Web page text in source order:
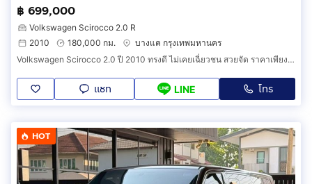
฿ 699,000
Volkswagen Scirocco 2.0 R
2010
180,000 กม.
บางแค กรุงเทพมหานคร
Volkswagen Scirocco 2.0 ปี 2010 ทรงดี ไม่เคยเฉี่ยวชน สวยจัด ราคาเพียง 858,000 บาท เท่านั้น
แชท LINE โทร
HOT